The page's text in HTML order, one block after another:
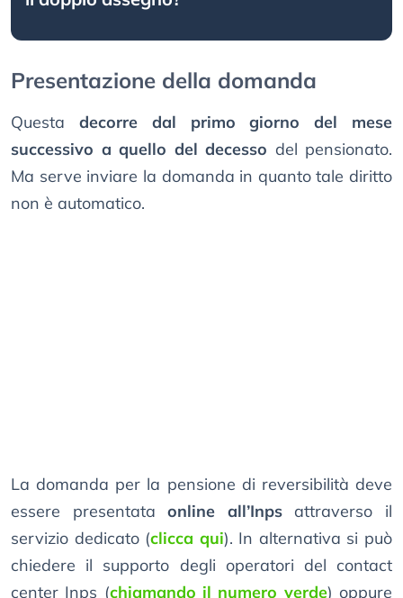
Presentazione della domanda
Questa decorre dal primo giorno del mese
successivo a quello del decesso del pensionato.
Ma serve inviare la domanda in quanto tale diritto
non è automatico.
La domanda per la pensione di reversibilità deve
essere presentataonline all’Inpsattraverso il
servizio dedicato (clicca qui). In alternativa si può
chiedere il supporto degli operatori del contact
center Inps (chiamando il numero verde) oppure